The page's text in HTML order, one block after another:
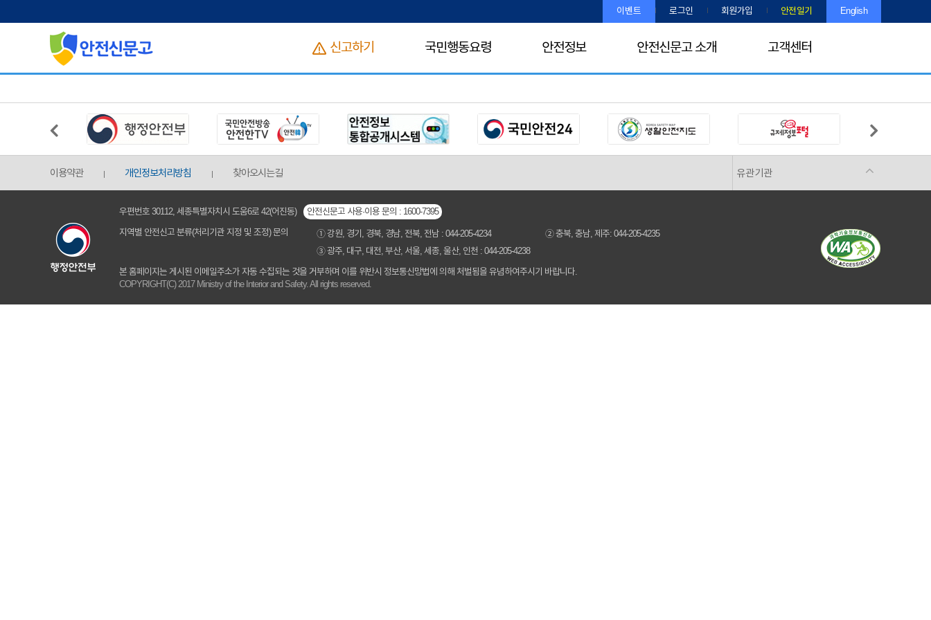
이벤트 로그인 회원가입 안전일기 English
국민과 함께 만드는
대한민국 안전신고 생활화
신고하기 국민행동요령 안전정보 안전신문고 소개 고객센터
이용약관 개인정보처리방침 찾아오시는길 유관기관
우편번호 30112, 세종특별자치시 도움6로 42(어진동)
안전신문고 사용·이용 문의 : 1600-7395
지역별 안전신고 분류(처리기관 지정 및 조정) 문의
➀ 강원, 경기, 경북, 경남, 전북, 전남 : 044-205-4234
➁ 충북, 충남, 제주: 044-205-4235
➂ 광주, 대구, 대전, 부산, 서울, 세종, 울산, 인천 : 044-205-4238
본 홈페이지는 게시된 이메일주소가 자동 수집되는 것을 거부하며 이를 위반시 정보통신망법에 의해 처벌됨을 유념하여주시기 바랍니다.
COPYRIGHT(C) 2017 Ministry of the Interior and Safety. All rights reserved.